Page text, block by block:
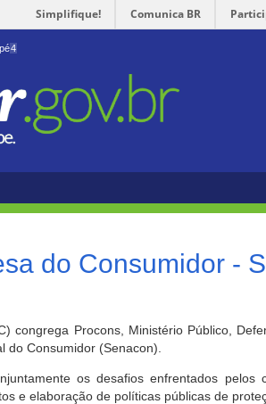
Simplifique! Comunica BR
4
do Consumidor -
congrega Procons, Ministério Público,
do Consumidor (Senacon).
os desafios enfrentados
e elaboração de políticas públicas de